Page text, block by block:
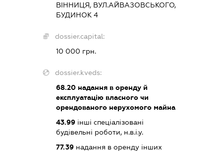
ВІННИЦЯ, ВУЛ.АЙВАЗОВСЬКОГО,
БУДИНОК 4
dossier.capital:
10 000 грн.
dossier.kveds:
68.20 надання в оренду й
експлуатацію власного чи
орендованого нерухомого майна
43.99 інші спеціалізовані
будівельні роботи, н.в.і.у.
77.39 надання в оренду інших